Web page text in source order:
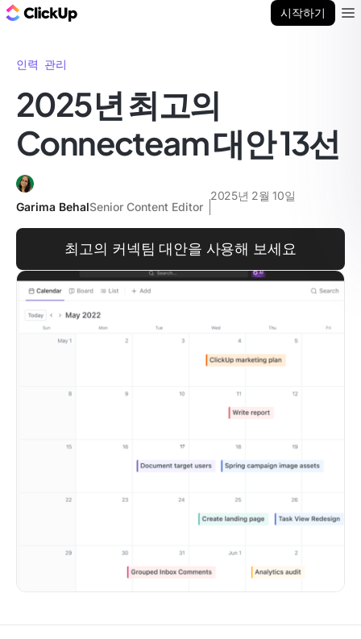
시작하기
인력 관리
2025년 최고의
Connecteam 대안 13선
Garima BehalSenior Content Editor
2025년 2월 10일
최고의 커넥팀 대안을 사용해 보세요